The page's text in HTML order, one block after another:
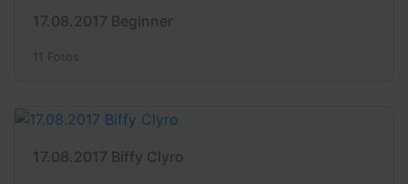
17.08.2017 Beginner
11 Fotos
17.08.2017 Biffy Clyro